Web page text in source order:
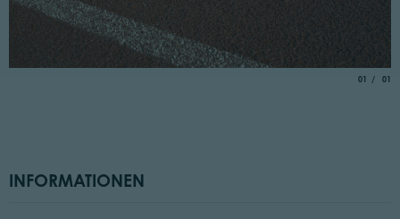
01 von
01
INFORMATIONEN